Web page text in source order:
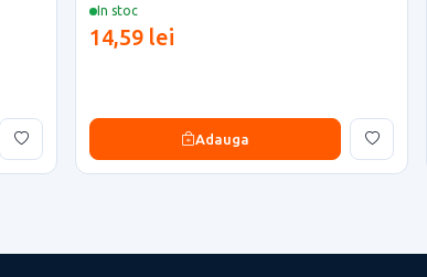
In stoc
14,59 lei
Adauga